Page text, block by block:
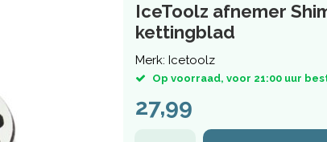
IceToolz afnemer
kettingblad
Merk: Icetoolz
Op voorraad, voor 21:00 uur
27,99